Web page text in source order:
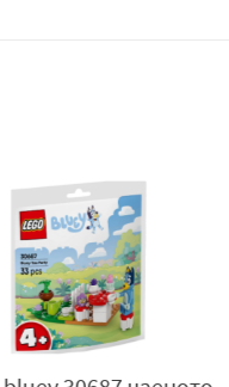
Комплектът с модел
и детайли на фаровете,
монета. Минифигурата на
LEGO Builder децата
съдържа 220 части.
Бонус: дигитална